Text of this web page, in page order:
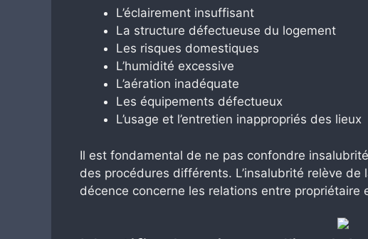
L’éclairement insuffisant
La structure défectueuse du logement
Les risques domestiques
L’humidité excessive
L’aération inadéquate
Les équipements défectueux
L’usage et l’entretien inappropriés des lieux
Il est fondamental de ne pas confondre
des procédures différents. L’insalubrité relève
décence concerne les relations entre propriétaire